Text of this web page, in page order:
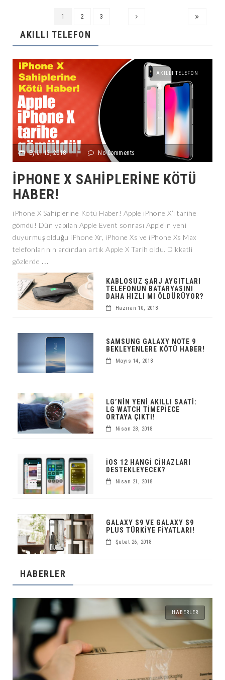
1 2 3
AKILLI TELEFON
AKILLI TELEFON
Eylül 13, 2018 | No Comments
IPHONE X SAHIPLERINE KÖTÜ
HABER!
iPhone X Sahiplerine Kötü Haber! Apple iPhone X’i tarihe
gömdü! Dün yapılan Apple Event sonrası Apple’ın yeni
duyurmuş olduğu iPhone Xr, iPhone Xs ve iPhone Xs Max
telefonlarının ardından artık Apple X Tarih oldu. Dikkatli
gözlerde ...
KABLOSUZ ŞARJ AYGITLARI
TELEFONUN BATARYASINI
DAHA HIZLI MI ÖLDÜRÜYOR?
Haziran 10, 2018
SAMSUNG GALAXY NOTE 9
BEKLEYENLERE KÖTÜ HABER!
Mayıs 14, 2018
LG’NIN YENI AKILLI SAATI:
LG WATCH TIMEPIECE
ORTAYA ÇIKTI!
Nisan 28, 2018
IOS 12 HANGI CIHAZLARI
DESTEKLEYECEK?
Nisan 21, 2018
GALAXY S9 VE GALAXY S9
PLUS TÜRKIYE FIYATLARI!
Şubat 26, 2018
HABERLER
HABERLER